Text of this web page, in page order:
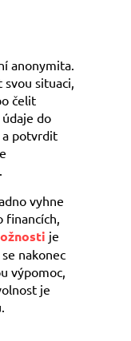
anonymita.
situaci,
čelit
do
a potvrdit
vyhne
financích,
je
nakonec
výpomoc,
je